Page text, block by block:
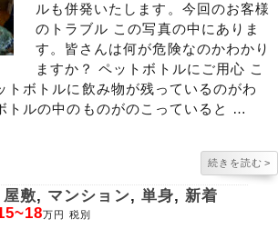
ルも併発いたします。今回のお客様
のトラブル この写真の中にありま
す。皆さんは何が危険なのかわかり
ますか？ ペットボトルにご用心 こ
トボトルに飲み物が残っているのがわ
トルの中のものがのこっていると …
続きを読む >
屋敷, マンション, 単身,新着
万円 税別